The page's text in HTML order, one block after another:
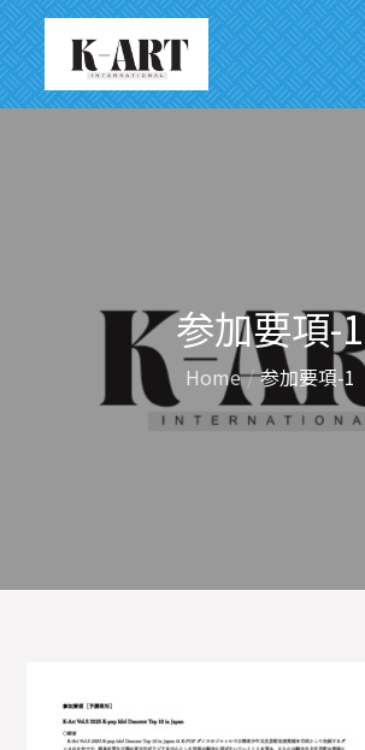
Skip
to
content
アジアと世界をつなぐ文化芸術の架け橋
参加要項-1
Home 参加要項-1